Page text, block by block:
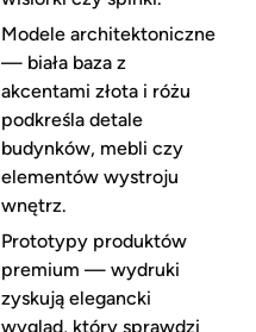
Modele architektoniczne
— biała baza z
akcentami złota i różu
podkreśla detale
budynków, mebli czy
elementów wystroju
wnętrz.
Prototypy produktów
premium — wydruki
zyskują elegancki
wygląd, który sprawdzi